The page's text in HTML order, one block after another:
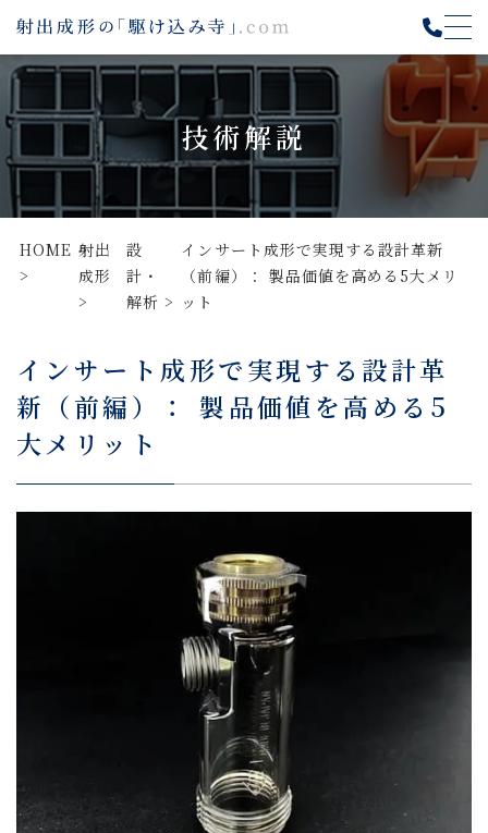
技術解説
HOME 射出
成形
設
計・
解析
インサート成形で実現する設計革新
（前編）： 製品価値を高める5大メリ
ット
インサート成形で実現する設計革
新（前編）： 製品価値を高める5
大メリット